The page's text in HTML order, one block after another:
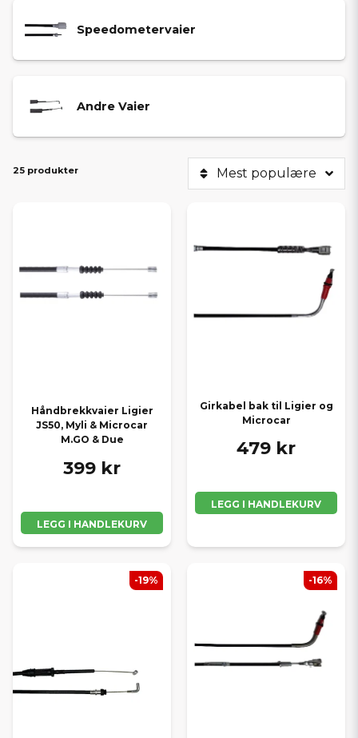
Speedometervaier
Andre Vaier
25 produkter Mest populære
Håndbrekkvaier Ligier
JS50, Myli & Microcar
M.GO & Due
399 kr
LEGG I HANDLEKURV
Girkabel bak til Ligier og
Microcar
479 kr
LEGG I HANDLEKURV
-19% -16%